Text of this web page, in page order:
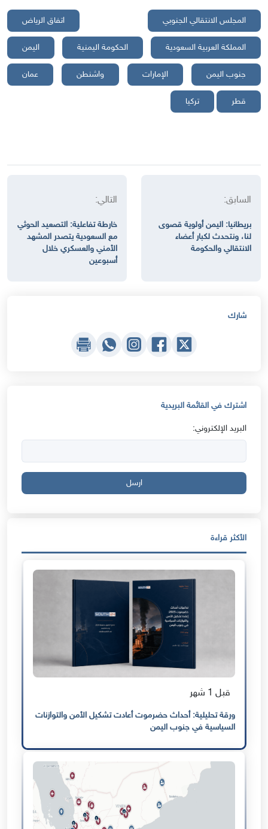
المجلس الانتقالي الجنوبي اتفاق الرياض
المملكة العربية السعودية الحكومة اليمنية اليمن
جنوب اليمن الإمارات واشنطن عمان
قطر تركيا
السابق:
بريطانيا: اليمن أولوية قصوى
لنا، ونتحدث لكبار أعضاء
الانتقالي والحكومة
التالي:
خارطة تفاعلية: التصعيد الحوثي
مع السعودية يتصدر المشهد
الأمني والعسكري خلال
أسبوعين
شارك
اشترك في القائمة البريدية
البريد الإلكتروني:
ارسل
الأكثر قراءة
قبل 1 شهر
ورقة تحليلية: أحداث حضرموت أعادت تشكيل الأمن والتوازنات
السياسية في جنوب اليمن